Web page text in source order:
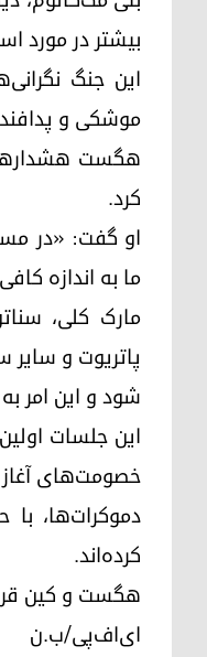
بیشتر در مورد
این جنگ
موشکی و
هگست هشدارها
کرد.
او گفت: «در
ما به اندازه
مارک کلی،
پاتریوت و
شود و این امر
این جلسات
خصومت‌های آغاز
دموکرات‌ها،
کرده‌اند.
هگست و کین
ای‌اف‌پی/ب.ن